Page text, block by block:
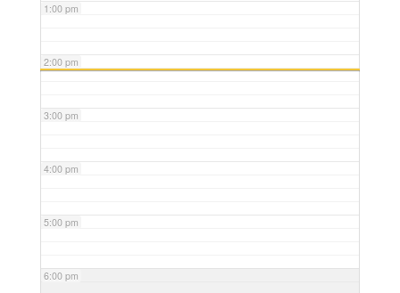
1:00 pm
2:00 pm
3:00 pm
4:00 pm
5:00 pm
6:00 pm